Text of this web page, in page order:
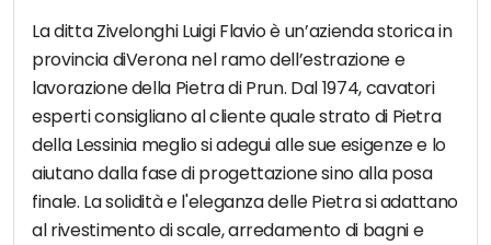
La ditta Zivelonghi Luigi Flavio è un’azienda storica in
provincia diVerona nel ramo dell’estrazione e
lavorazione della Pietra di Prun. Dal 1974, cavatori
esperti consigliano al cliente quale strato di Pietra
della Lessinia meglio si adegui alle sue esigenze e lo
aiutano dalla fase di progettazione sino alla posa
finale. La solidità e l'eleganza delle Pietra si adattano
al rivestimento di scale, arredamento di bagni e